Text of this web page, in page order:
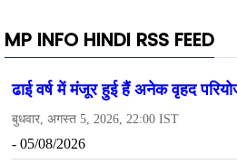
MP INFO HINDI RSS FEED